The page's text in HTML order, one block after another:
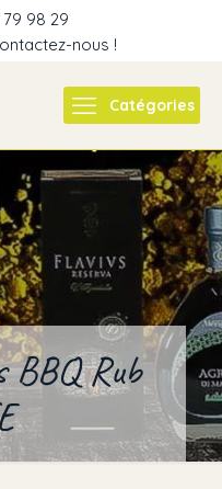
98 29
nous !
Catégories
BBQ Rub